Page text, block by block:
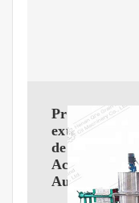
Prensa
extractor
de
Aceite
Automática